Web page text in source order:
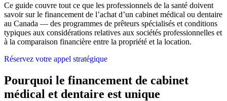
Ce guide couvre tout ce que les professionnels de la santé doivent
savoir sur le financement de l’achat d’un cabinet médical ou dentaire
au Canada — des programmes de prêteurs spécialisés et conditions
typiques aux considérations relatives aux sociétés professionnelles et
à la comparaison financière entre la propriété et la location.
Réservez votre appel stratégique
Pourquoi le financement de cabinet
médical et dentaire est unique